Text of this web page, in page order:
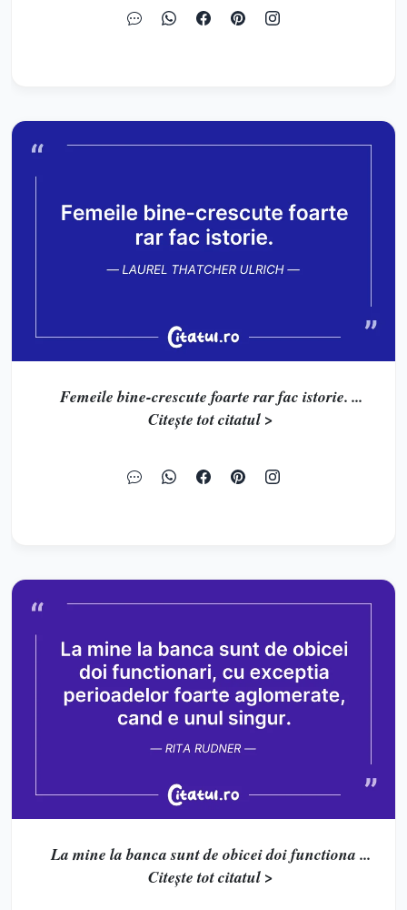
Femeile bine-crescute foarte rar fac istorie. ...
Citește tot citatul >
La mine la banca sunt de obicei doi functiona ...
Citește tot citatul >